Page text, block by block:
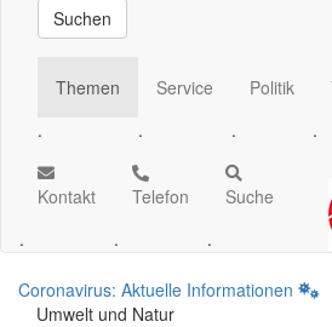
Suchen
Themen
.
Service
.
Politik
.
.
Kontakt
.
Telefon
.
Suche
.
Coronavirus: Aktuelle Informationen
Umwelt und Natur